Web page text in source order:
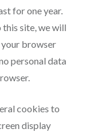
for one year.
this site, we will
browser
personal data
cookies to
display